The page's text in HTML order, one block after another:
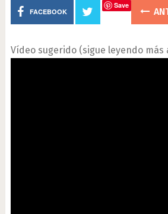
FACEBOOK
Save
Vídeo sugerido (sigue leyendo más